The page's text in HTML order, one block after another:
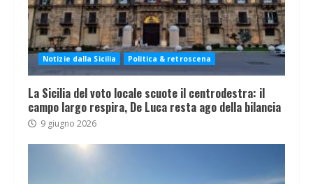
Notizie dalla Sicilia Politica & retroscena
La Sicilia del voto locale scuote il centrodestra: il
campo largo respira, De Luca resta ago della bilancia
9 giugno 2026